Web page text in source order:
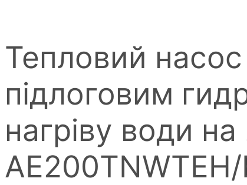
Тепловий
підлоговим
нагріву води